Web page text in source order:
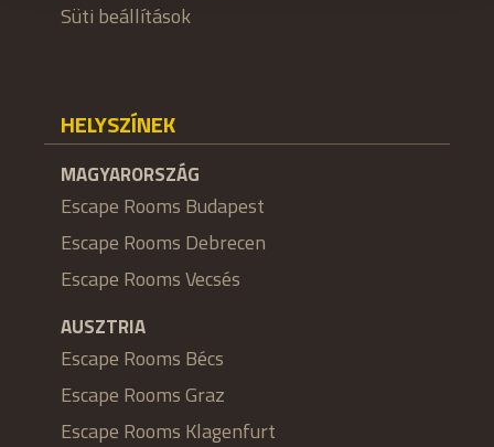
Süti beállítások
HELYSZÍNEK
MAGYARORSZÁG
Escape Rooms Budapest
Escape Rooms Debrecen
Escape Rooms Vecsés
AUSZTRIA
Escape Rooms Bécs
Escape Rooms Graz
Escape Rooms Klagenfurt